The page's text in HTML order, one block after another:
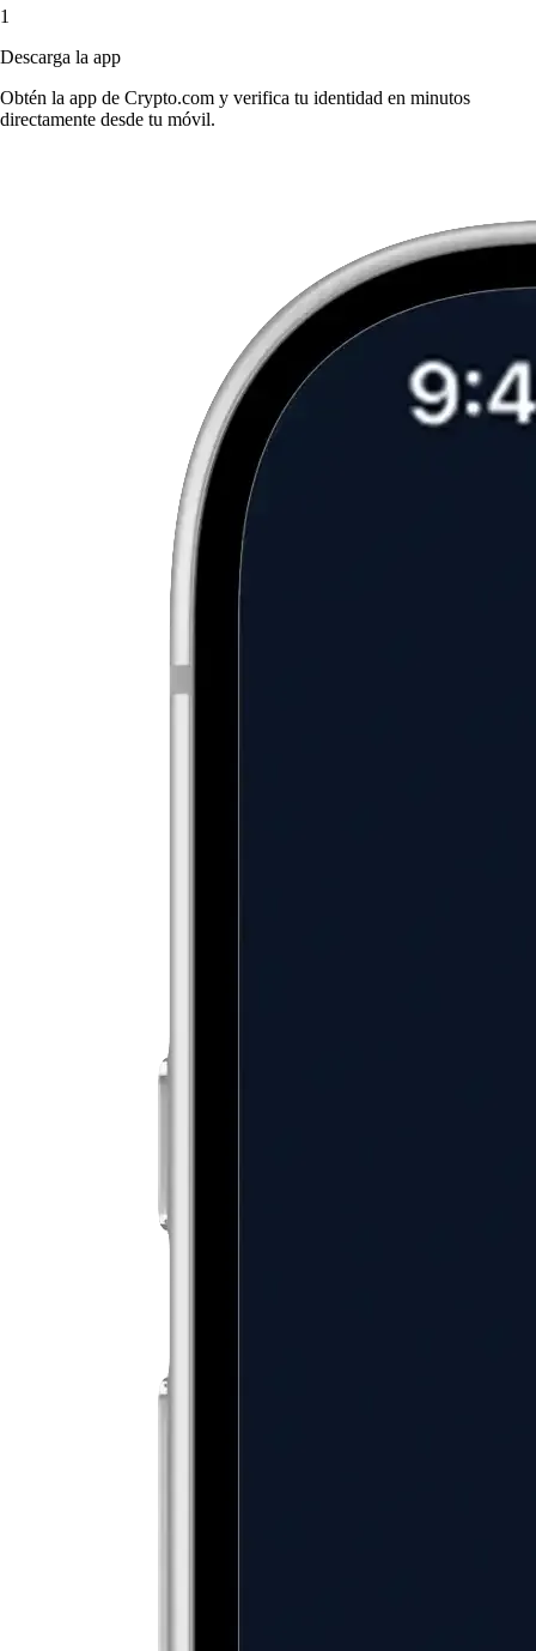
1
Descarga la app
Obtén la app de Crypto.com y verifica tu identidad en minutos
directamente desde tu móvil.